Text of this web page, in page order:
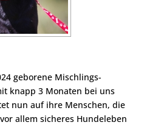
geborene Mischlings-
knapp 3 Monaten bei uns
nun auf ihre Menschen, die
allem sicheres Hundeleben